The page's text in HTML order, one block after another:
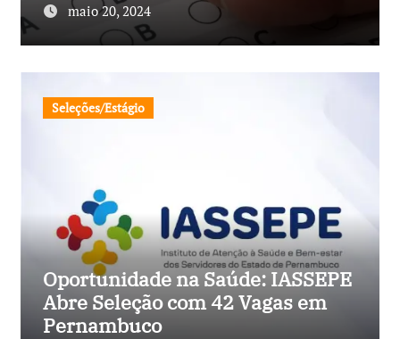
maio 20, 2024
Seleções/Estágio
Oportunidade na Saúde: IASSEPE
Abre Seleção com 42 Vagas em
Pernambuco